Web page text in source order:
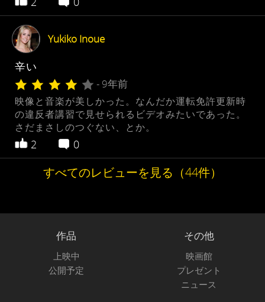
Yukiko Inoue
辛い
- 9年前
映像と音楽が美しかった。なんだか運転免許更新時
の違反者講習で見せられるビデオみたいであった。
さだまさしのつぐない、とか。
2 0
すべてのレビューを見る（44件）
作品
上映中
公開予定
その他
映画館
プレゼント
ニュース